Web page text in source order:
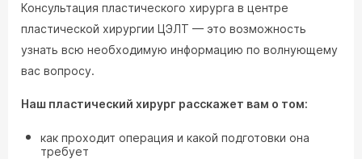
Консультация пластического хирурга в центре
пластической хирургии ЦЭЛТ — это возможность
узнать всю необходимую информацию по волнующему
вас вопросу.
Наш пластический хирург расскажет вам о том:
как проходит операция и какой подготовки она
требует